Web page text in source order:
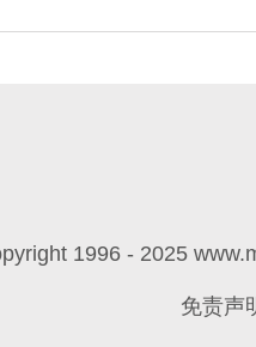
1996 - 2025
免责声